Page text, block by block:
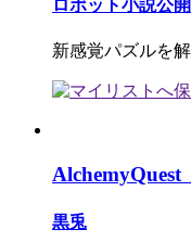
ロボット小説公
新感覚パズルを
AlchemyQuest
黒兎